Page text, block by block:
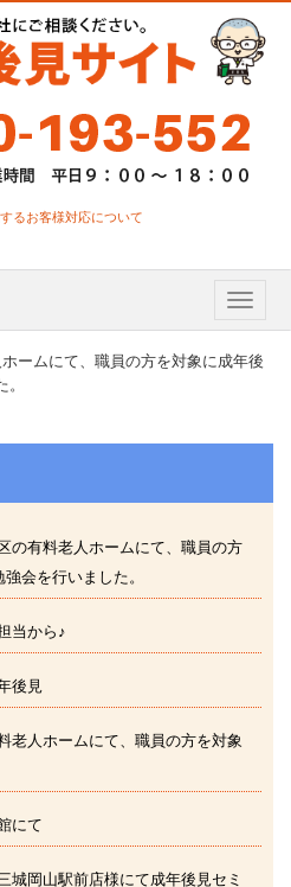
るお客様対応について
Toggle
ームにて、職員の方を対象に成年後
の有料老人ホームにて、職員の方
会を行いました。
当から♪
後見
老人ホームにて、職員の方を対象
にて
城岡山駅前店様にて成年後見セミ